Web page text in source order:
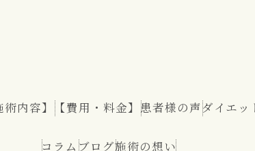
内容】 【費用・料金】 患者様の声ダイエッ
コラム ブログ施術の想い